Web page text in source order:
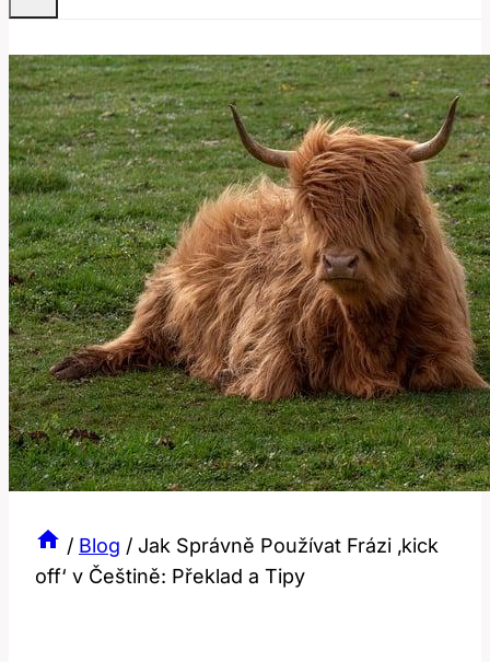
/ Blog / Jak Správně Používat Frázi ‚kick
off‘ v Češtině: Překlad a Tipy